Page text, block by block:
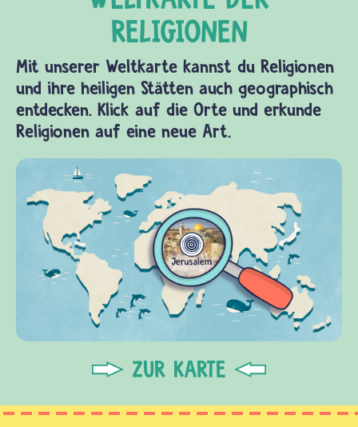
Mit unserer Weltkarte kannst du Religionen
und ihre heiligen Stätten auch geographisch
entdecken. Klick auf die Orte und erkunde
Religionen auf eine neue Art.
ZUR KARTE